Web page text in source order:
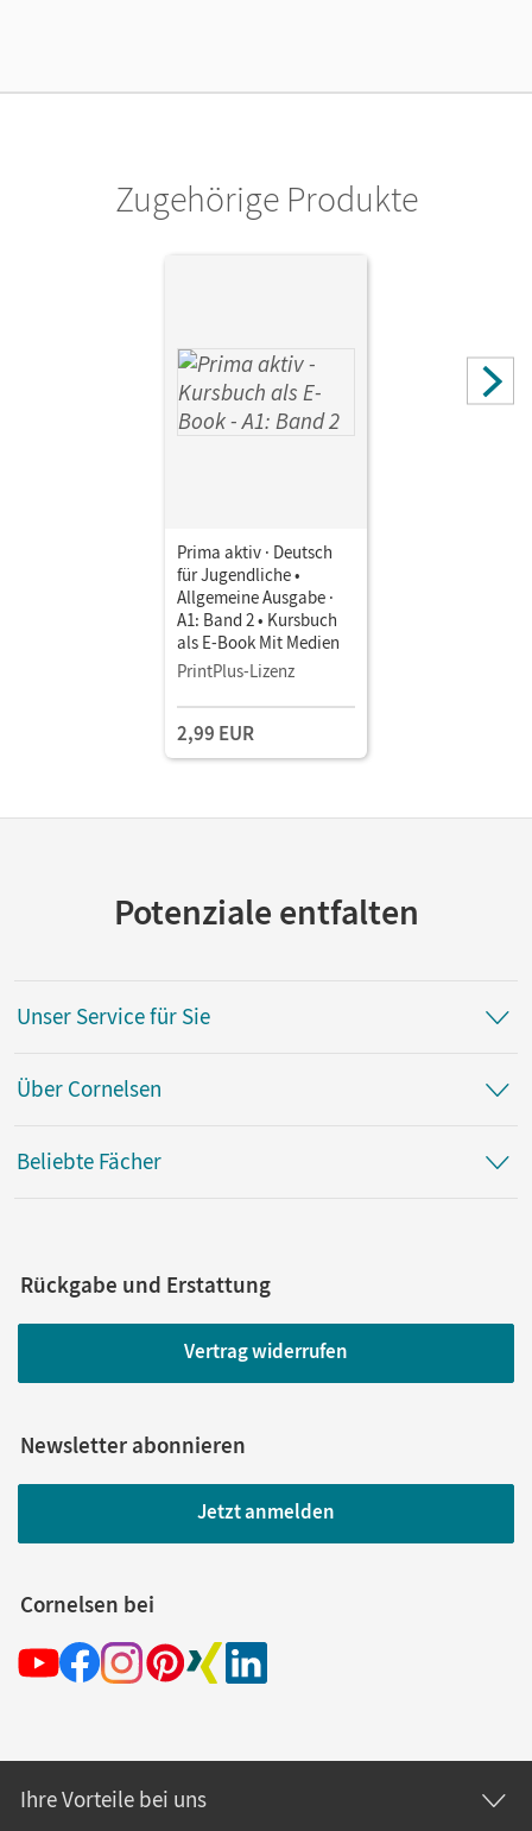
Unterrichtsmanager 90 Tage lang zu testen.
Zugehörige Produkte
Prima aktiv · Deutsch
für Jugendliche •
Allgemeine Ausgabe ·
A1: Band 2 • Kursbuch
als E-Book Mit Medien
PrintPlus-Lizenz
2,99 EUR
Potenziale entfalten
Unser Service für Sie
Über Cornelsen
Beliebte Fächer
Rückgabe und Erstattung
Vertrag widerrufen
Newsletter abonnieren
Jetzt anmelden
Cornelsen bei
Ihre Vorteile bei uns